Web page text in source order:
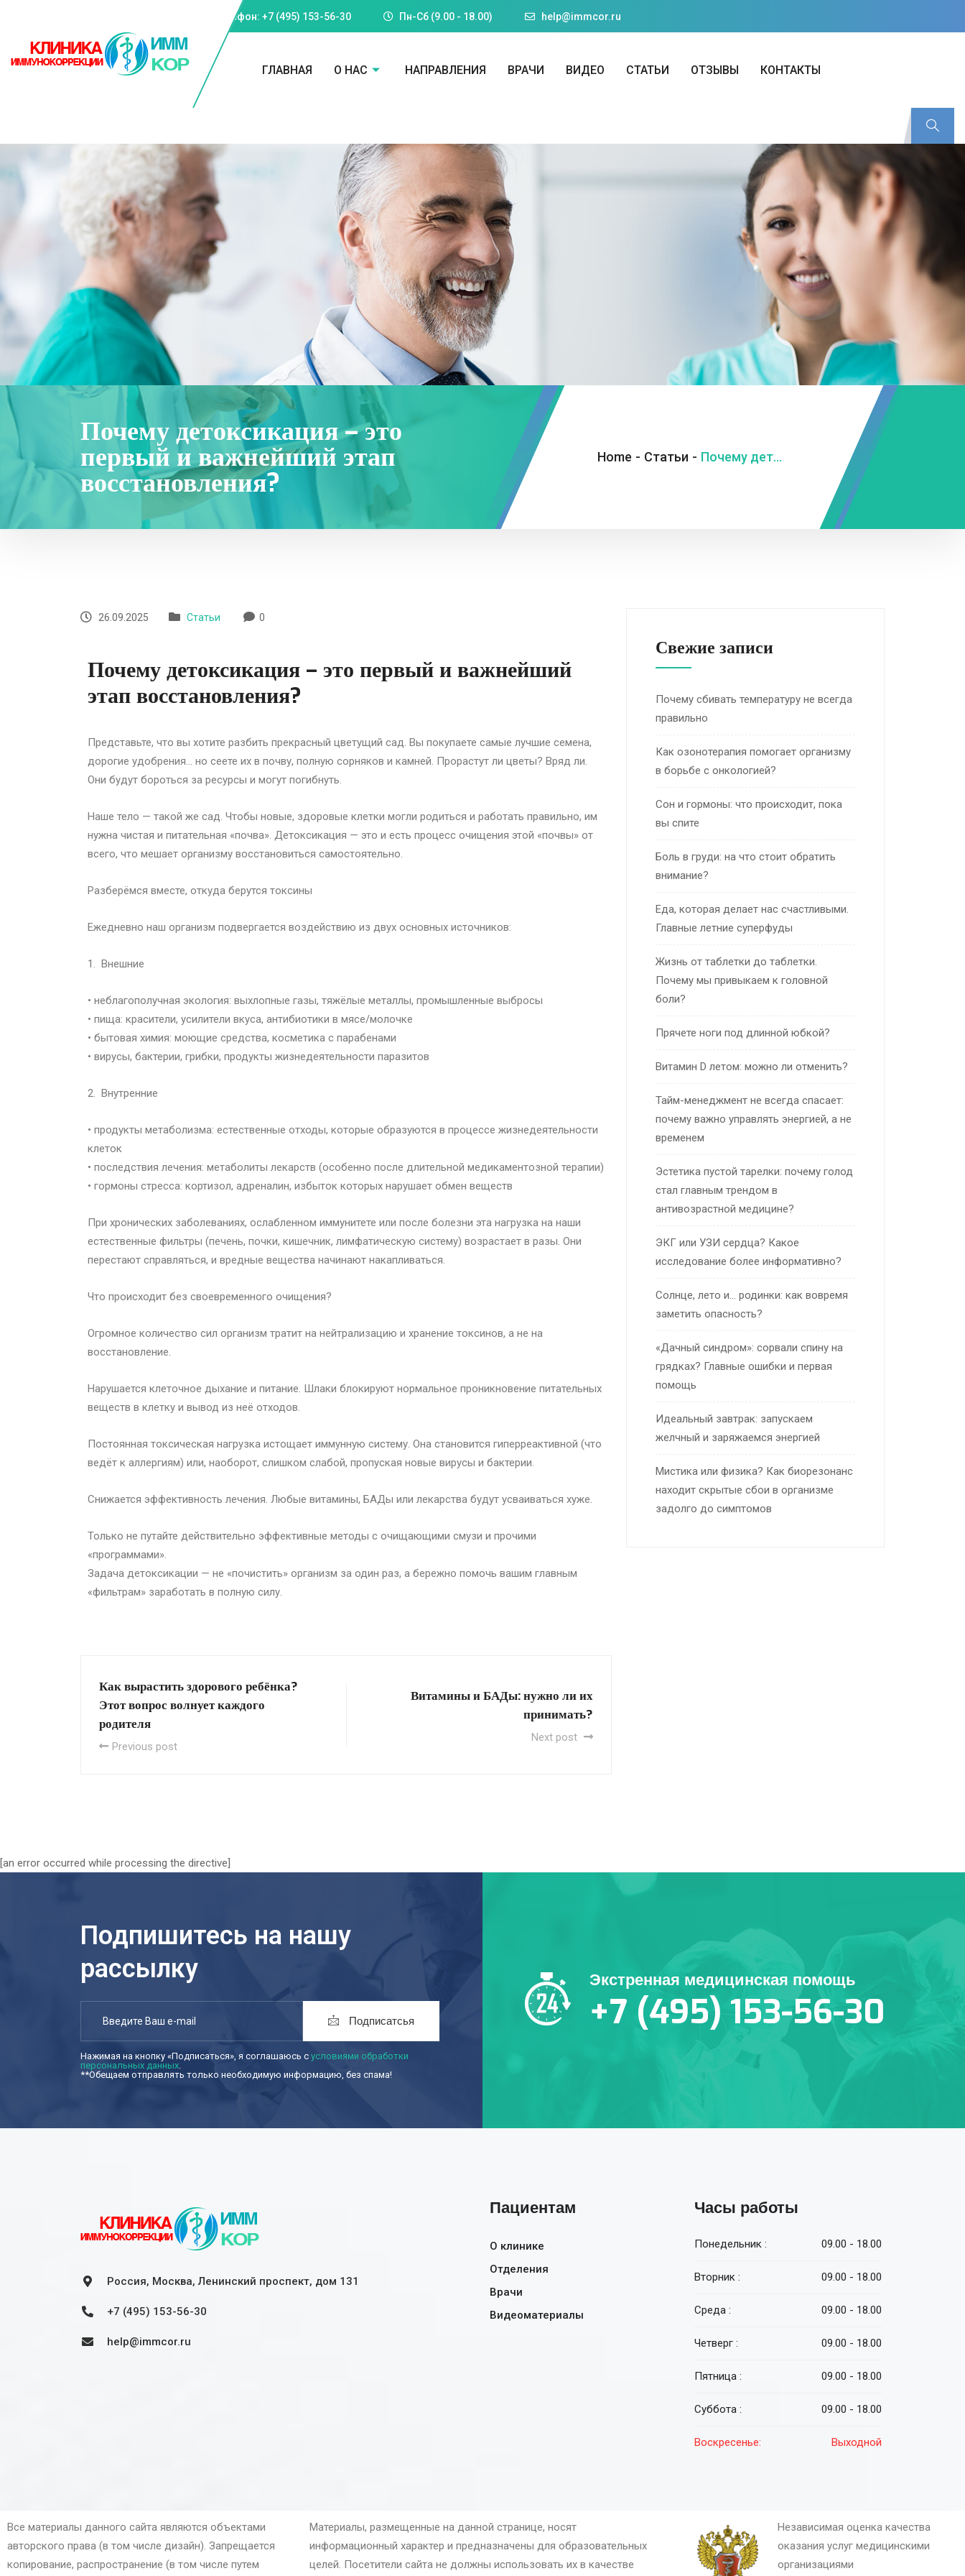
Телефон: +7 (495) 153-56-30 Пн-Cб (9.00 - 18.00) help@immcor.ru
ГЛАВНАЯ О НАС НАПРАВЛЕНИЯ ВРАЧИ ВИДЕО СТАТЬИ ОТЗЫВЫ КОНТАКТЫ
Почему детоксикация – это
первый и важнейший этап
восстановления?
Home - Статьи - Почему детоксикация – это первый и важнейший этап восстановления?
26.09.2025 Статьи 0
Почему детоксикация – это первый и важнейший
этап восстановления?
Представьте, что вы хотите разбить прекрасный цветущий сад. Вы покупаете самые лучшие семена,
дорогие удобрения… но сеете их в почву, полную сорняков и камней. Прорастут ли цветы? Вряд ли.
Они будут бороться за ресурсы и могут погибнуть.
Наше тело — такой же сад. Чтобы новые, здоровые клетки могли родиться и работать правильно, им
нужна чистая и питательная «почва». Детоксикация — это и есть процесс очищения этой «почвы» от
всего, что мешает организму восстановиться самостоятельно.
Разберёмся вместе, откуда берутся токсины
Ежедневно наш организм подвергается воздействию из двух основных источников:
1. Внешние
• неблагополучная экология: выхлопные газы, тяжёлые металлы, промышленные выбросы
• пища: красители, усилители вкуса, антибиотики в мясе/молочке
• бытовая химия: моющие средства, косметика с парабенами
• вирусы, бактерии, грибки, продукты жизнедеятельности паразитов
2. Внутренние
• продукты метаболизма: естественные отходы, которые образуются в процессе жизнедеятельности
клеток
• последствия лечения: метаболиты лекарств (особенно после длительной медикаментозной терапии)
• гормоны стресса: кортизол, адреналин, избыток которых нарушает обмен веществ
При хронических заболеваниях, ослабленном иммунитете или после болезни эта нагрузка на наши
естественные фильтры (печень, почки, кишечник, лимфатическую систему) возрастает в разы. Они
перестают справляться, и вредные вещества начинают накапливаться.
Что происходит без своевременного очищения?
Огромное количество сил организм тратит на нейтрализацию и хранение токсинов, а не на
восстановление.
Нарушается клеточное дыхание и питание. Шлаки блокируют нормальное проникновение питательных
веществ в клетку и вывод из неё отходов.
Постоянная токсическая нагрузка истощает иммунную систему. Она становится гиперреактивной (что
ведёт к аллергиям) или, наоборот, слишком слабой, пропуская новые вирусы и бактерии.
Снижается эффективность лечения. Любые витамины, БАДы или лекарства будут усваиваться хуже.
Только не путайте действительно эффективные методы с очищающими смузи и прочими
«программами».
Задача детоксикации — не «почистить» организм за один раз, а бережно помочь вашим главным
«фильтрам» заработать в полную силу.
Как вырастить здорового ребёнка?
Этот вопрос волнует каждого
родителя
Previous post
Витамины и БАДы: нужно ли их
принимать?
Next post
Свежие записи
Почему сбивать температуру не всегда
правильно
Как озонотерапия помогает организму
в борьбе с онкологией?
Сон и гормоны: что происходит, пока
вы спите
Боль в груди: на что стоит обратить
внимание?
Еда, которая делает нас счастливыми.
Главные летние суперфуды
Жизнь от таблетки до таблетки.
Почему мы привыкаем к головной
боли?
Прячете ноги под длинной юбкой?
Витамин D летом: можно ли отменить?
Тайм-менеджмент не всегда спасает:
почему важно управлять энергией, а не
временем
Эстетика пустой тарелки: почему голод
стал главным трендом в
антивозрастной медицине?
ЭКГ или УЗИ сердца? Какое
исследование более информативно?
Солнце, лето и… родинки: как вовремя
заметить опасность?
«Дачный синдром»: сорвали спину на
грядках? Главные ошибки и первая
помощь
Идеальный завтрак: запускаем
желчный и заряжаемся энергией
Мистика или физика? Как биорезонанс
находит скрытые сбои в организме
задолго до симптомов
[an error occurred while processing the directive]
Подпишитесь на нашу
рассылку
Подписатсья
Нажимая на кнопку «Подписаться», я соглашаюсь с условиями обработки
персональных данных.
**Обещаем отправлять только необходимую информацию, без спама!
Экстренная медицинская помощь
+7 (495) 153-56-30
Россия, Москва, Ленинский проспект, дом 131
+7 (495) 153-56-30
help@immcor.ru
Пациентам
О клинике
Отделения
Врачи
Видеоматериалы
Часы работы
Понедельник : 09.00 - 18.00
Вторник : 09.00 - 18.00
Среда : 09.00 - 18.00
Четверг : 09.00 - 18.00
Пятница : 09.00 - 18.00
Суббота : 09.00 - 18.00
Воскресенье: Выходной
Все материалы данного сайта являются объектами
авторского права (в том числе дизайн). Запрещается
копирование, распространение (в том числе путем
Материалы, размещенные на данной странице, носят
информационный характер и предназначены для образовательных
целей. Посетители сайта не должны использовать их в качестве
Независимая оценка качества
оказания услуг медицинскими
организациями